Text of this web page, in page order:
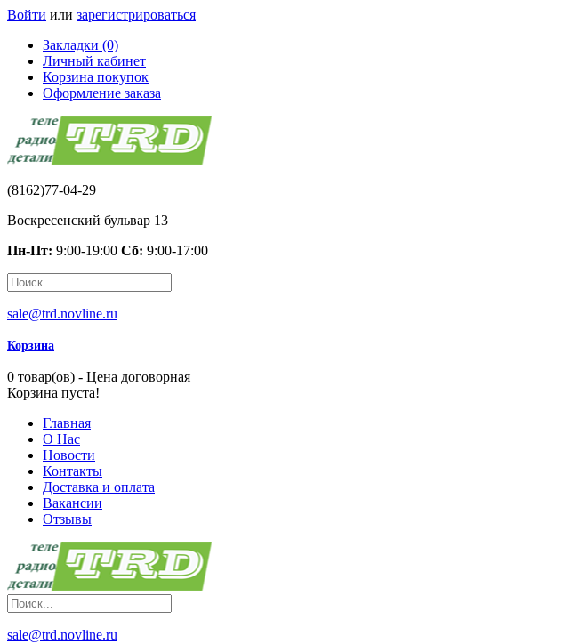
Войти или зарегистрироваться
Закладки (0)
Личный кабинет
Корзина покупок
Оформление заказа
(8162)77-04-29
Воскресенский бульвар 13
Пн-Пт: 9:00-19:00 Сб: 9:00-17:00
sale@trd.novline.ru
Корзина
0 товар(ов) - Цена договорная
Корзина пуста!
Главная
О Нас
Новости
Контакты
Доставка и оплата
Вакансии
Отзывы
sale@trd.novline.ru